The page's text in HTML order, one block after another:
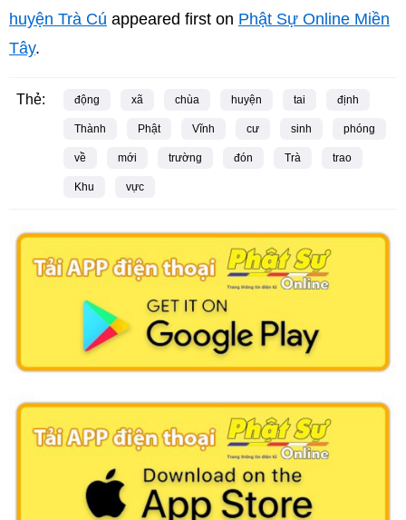
huyện Trà Cú appeared first on Phật Sự Online Miền
Tây.
Thẻ: động xã chùa huyện tai định
Thành Phật Vĩnh cư sinh phóng
về mới trường đón Trà trao
Khu vực